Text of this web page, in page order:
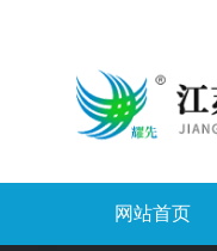
网站首页